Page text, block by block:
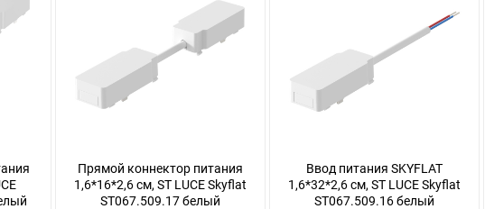
Прямой коннектор питания
1,6*16*2,6 см, ST LUCE Skyflat
ST067.509.17 белый
Ввод питания SKYFLAT
1,6*32*2,6 см, ST LUCE Skyflat
ST067.509.16 белый